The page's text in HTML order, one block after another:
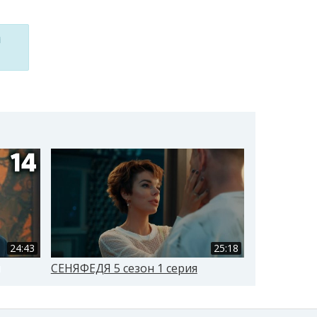
24:43 25:18
СЕНЯФЕДЯ 5 сезон 1 серия